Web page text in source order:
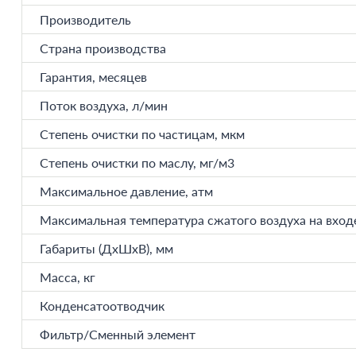
Производитель
Страна производства
Гарантия, месяцев
Поток воздуха, л/мин
Степень очистки по частицам, мкм
Степень очистки по маслу, мг/м3
Максимальное давление, атм
Максимальная температура сжатого воздуха на
Габариты (ДхШхВ), мм
Масса, кг
Конденсатоотводчик
Фильтр/Сменный элемент